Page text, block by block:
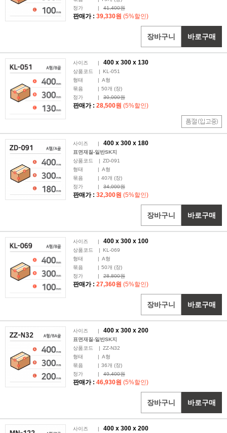
정가
41,400원
판매가 : 39,330원 (5%할인)
바로구매
장바구니
사이즈 400 x 300 x 130
상품코드
KL-051
형태
A형
묶음
50개 (장)
정가
30,000원
판매가 : 28,500원 (5%할인)
사이즈 400 x 300 x 180
표면재질-일반SK지
상품코드
ZD-091
형태
A형
묶음
40개 (장)
정가
34,000원
판매가 : 32,300원 (5%할인)
바로구매
장바구니
사이즈 400 x 300 x 100
상품코드
KL-069
형태
A형
묶음
50개 (장)
정가
28,800원
판매가 : 27,360원 (5%할인)
바로구매
장바구니
사이즈 400 x 300 x 200
표면재질-일반SK지
상품코드
ZZ-N32
형태
A형
묶음
36개 (장)
정가
49,400원
판매가 : 46,930원 (5%할인)
바로구매
장바구니
사이즈 400 x 300 x 200